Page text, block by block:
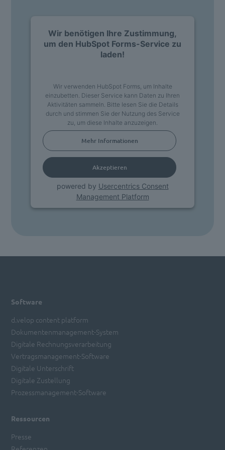
Wir benötigen Ihre Zustimmung,
um den HubSpot Forms-Service zu
laden!
Wir verwenden HubSpot Forms, um Inhalte
einzubetten. Dieser Service kann Daten zu Ihren
Aktivitäten sammeln. Bitte lesen Sie die Details
durch und stimmen Sie der Nutzung des Service
zu, um diese Inhalte anzuzeigen.
Mehr Informationen
Akzeptieren
powered by Usercentrics Consent
Management Platform
Software
d.velop content platform
Dokumentenmanagement-System
Digitale Rechnungsverarbeitung
Vertragsmanagement-Software
Digitale Unterschrift
Digitale Zustellung
Prozessmanagement-Software
Ressourcen
Presse